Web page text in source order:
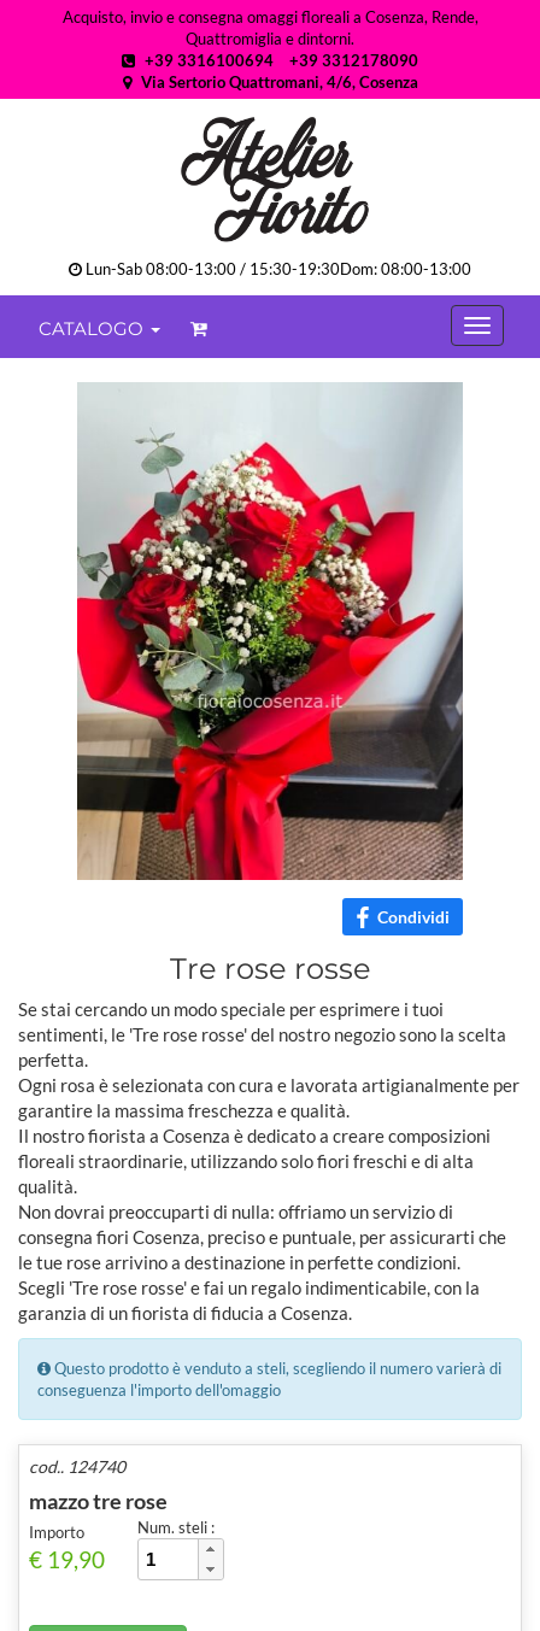
Acquisto, invio e consegna omaggi floreali a Cosenza, Rende,
Quattromiglia e dintorni.
+39 3316100694
+39 3312178090
Via Sertorio Quattromani, 4/6, Cosenza
Lun-Sab 08:00-13:00 / 15:30-19:30Dom: 08:00-13:00
CATALOGO
Condividi
Tre rose rosse
Se stai cercando un modo speciale per esprimere i tuoi
sentimenti, le 'Tre rose rosse' del nostro negozio sono la scelta
perfetta.
Ogni rosa è selezionata con cura e lavorata artigianalmente per
garantire la massima freschezza e qualità.
Il nostro fiorista a Cosenza è dedicato a creare composizioni
floreali straordinarie, utilizzando solo fiori freschi e di alta
qualità.
Non dovrai preoccuparti di nulla: offriamo un servizio di
consegna fiori Cosenza, preciso e puntuale, per assicurarti che
le tue rose arrivino a destinazione in perfette condizioni.
Scegli 'Tre rose rosse' e fai un regalo indimenticabile, con la
garanzia di un fiorista di fiducia a Cosenza.
Questo prodotto è venduto a steli, scegliendo il numero varierà di
conseguenza l'importo dell'omaggio
cod.. 124740
mazzo tre rose
Importo
€ 19,90
Num. steli :